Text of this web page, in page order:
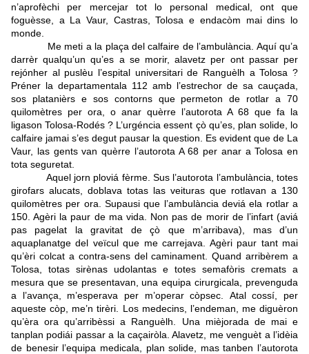
n’aprofèchi per mercejar tot lo personal medical, ont que
foguèsse, a La Vaur, Castras, Tolosa e endacòm mai dins lo
monde.
Me meti a la plaça del calfaire de l’ambulància. Aquí qu’a
darrèr qualqu’un qu’es a se morir, alavetz per ont passar per
rejónher al puslèu l’espital universitari de Ranguèlh a Tolosa ?
Préner la departamentala 112 amb l’estrechor de sa cauçada,
sos platanièrs e sos contorns que permeton de rotlar a 70
quilomètres per ora, o anar quèrre l’autorota A 68 que fa la
ligason Tolosa-Rodés ? L’urgéncia essent çò qu’es, plan solide, lo
calfaire jamai s’es degut pausar la question. Es evident que de La
Vaur, las gents van quèrre l’autorota A 68 per anar a Tolosa en
tota seguretat.
Aquel jorn ploviá fèrme. Sus l’autorota l’ambulància, totes
girofars alucats, doblava totas las veituras que rotlavan a 130
quilomètres per ora. Supausi que l’ambulància deviá ela rotlar a
150. Agèri la paur de ma vida. Non pas de morir de l’infart (aviá
pas pagelat la gravitat de çò que m’arribava), mas d’un
aquaplanatge del veïcul que me carrejava. Agèri paur tant mai
qu’èri colcat a contra-sens del caminament. Quand arribèrem a
Tolosa, totas sirènas udolantas e totes semafòris cremats a
mesura que se presentavan, una equipa cirurgicala, prevenguda
a l’avança, m’esperava per m’operar còpsec. Atal cossí, per
aqueste còp, me’n tirèri. Los medecins, l’endeman, me diguèron
qu’èra ora qu’arribèssi a Ranguèlh. Una mièjorada de mai e
tanplan podiái passar a la caçairòla. Alavetz, me venguèt a l’idèia
de benesir l’equipa medicala, plan solide, mas tanben l’autorota